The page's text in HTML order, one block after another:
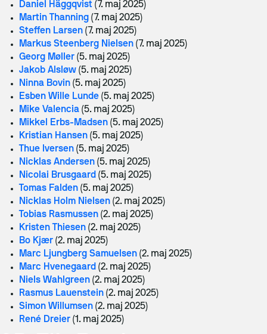
Daniel Häggqvist (7. maj 2025)
Martin Thanning (7. maj 2025)
Steffen Larsen (7. maj 2025)
Markus Steenberg Nielsen (7. maj 2025)
Georg Møller (5. maj 2025)
Jakob Alsløw (5. maj 2025)
Ninna Bovin (5. maj 2025)
Esben Wille Lunde (5. maj 2025)
Mike Valencia (5. maj 2025)
Mikkel Erbs-Madsen (5. maj 2025)
Kristian Hansen (5. maj 2025)
Thue Iversen (5. maj 2025)
Nicklas Andersen (5. maj 2025)
Nicolai Brusgaard (5. maj 2025)
Tomas Falden (5. maj 2025)
Nicklas Holm Nielsen (2. maj 2025)
Tobias Rasmussen (2. maj 2025)
Kristen Thiesen (2. maj 2025)
Bo Kjær (2. maj 2025)
Marc Ljungberg Samuelsen (2. maj 2025)
Marc Hvenegaard (2. maj 2025)
Niels Wahlgreen (2. maj 2025)
Rasmus Lauenstein (2. maj 2025)
Simon Willumsen (2. maj 2025)
René Dreier (1. maj 2025)